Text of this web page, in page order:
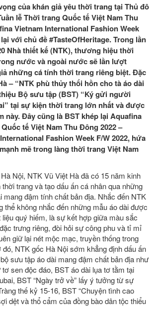
của khán giả yêu thời trang tại Thủ đô
lễ Thời trang Quốc tế Việt Nam Thu
Vietnam International Fashion Week
với chủ đề #TasteOfHeritage. Trong lần
Nhà thiết kế (NTK), thương hiệu thời
nước và ngoài nước sẽ lần lượt
những cá tính thời trang riêng biệt. Đặc
– “NTK phù thủy thổi hồn cho tà áo dài
Bộ sưu tập (BST) “Ký gửi người
tại sự kiện thời trang lớn nhất và được
này. Đây cũng là BST khép lại Aquafina
tế Việt Nam Thu Đông 2022 –
Fashion Week F/W 2022, hứa
mẽ trong làng thời trang Việt Nam
Nội, NTK Vũ Việt Hà đã có 15 năm kinh
trang và tạo dấu ấn cá nhân qua những
mang đậm tính chất bản địa. Nhắc đến NTK
thể không nhắc đến những mẫu áo dài được
quý hiếm, là sự kết hợp giữa màu sắc
trưng riêng, đòi hỏi sự công phu và tỉ mỉ
giữ lại nét mộc mạc, truyền thống trong
NTK gốc Hà Nộisớm khẳng định dấu ấn
sưu tập áo dài mang đậm chất bản địa như
tơ sen độc đáo, BST áo dài lụa tơ tằm tại
BST “Ngày trở về” lấy ý tưởng từsự
thế kỷ 15-16, BST “Chuyện tình cao
dệt và thổ cẩm của đồng bào dân tộc thiểu